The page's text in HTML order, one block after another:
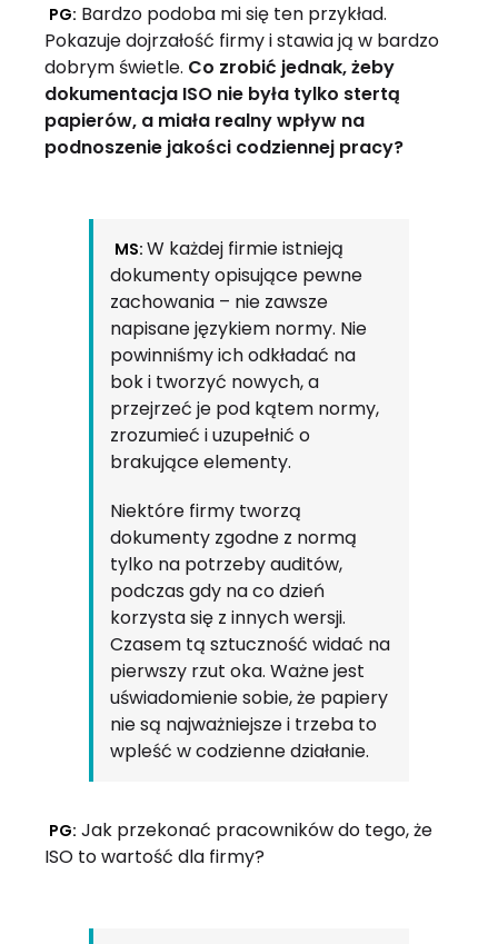
PG: Bardzo podoba mi się ten przykład.
Pokazuje dojrzałość firmy i stawia ją w bardzo
dobrym świetle. Co zrobić jednak, żeby
dokumentacja ISO nie była tylko stertą
papierów, a miała realny wpływ na
podnoszenie jakości codziennej pracy?
MS: W każdej firmie istnieją
dokumenty opisujące pewne
zachowania – nie zawsze
napisane językiem normy. Nie
powinniśmy ich odkładać na
bok i tworzyć nowych, a
przejrzeć je pod kątem normy,
zrozumieć i uzupełnić o
brakujące elementy.
Niektóre firmy tworzą
dokumenty zgodne z normą
tylko na potrzeby auditów,
podczas gdy na co dzień
korzysta się z innych wersji.
Czasem tą sztuczność widać na
pierwszy rzut oka. Ważne jest
uświadomienie sobie, że papiery
nie są najważniejsze i trzeba to
wpleść w codzienne działanie.
PG: Jak przekonać pracowników do tego, że
ISO to wartość dla firmy?